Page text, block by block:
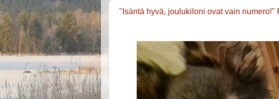
"Isäntä hyvä, joulukiloni ovat vain numero!"